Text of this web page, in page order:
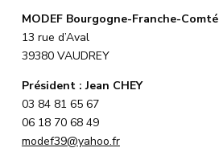
MODEF Bourgogne-Franche-Comté
13 rue d’Aval
39380 VAUDREY
Président : Jean CHEY
03 84 81 65 67
06 18 70 68 49
modef39@yahoo.fr